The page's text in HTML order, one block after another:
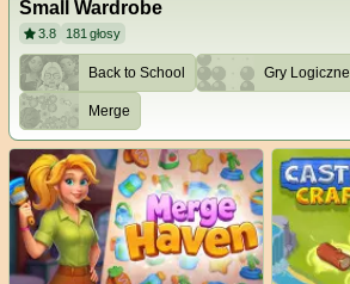
Small Wardrobe
3.8 181głosy
Back to School Gry Logiczne
Merge